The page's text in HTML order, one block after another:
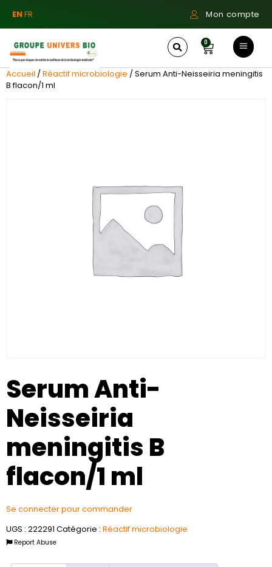
ENFR Mon compte
0
Accueil /Réactif microbiologie / Serum Anti-Neisseiria meningitis
B flacon/1 ml
Serum Anti-
Neisseiria
meningitis B
flacon/1 ml
Se connecter pour commander
UGS : 222291 Catégorie : Réactif microbiologie
Report Abuse